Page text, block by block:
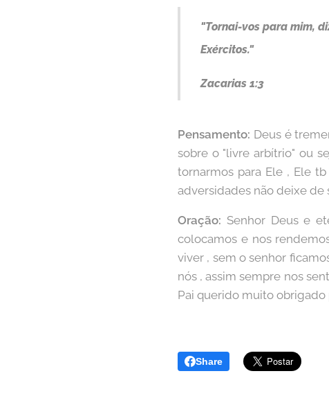
"Tornai-vos para mim,
Exércitos."
Zacarias 1:3
Pensamento: Deus é
sobre o "livre arbítrio" ou
tornarmos para Ele , Ele
adversidades não deixe de
Oração: Senhor Deus e
colocamos e nos
viver , sem o senhor
nós , assim sempre nos
Pai querido muito obrigado
Share